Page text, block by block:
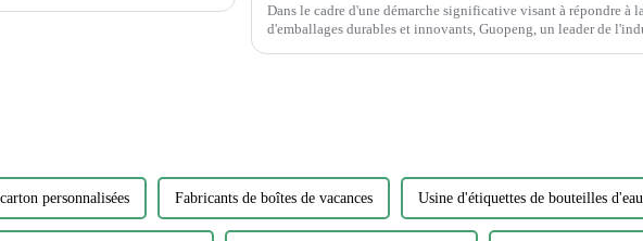
Dans le cadre d'une démarche significative visant à répondre à
d'emballages durables et innovants, Guopeng, un leader de
personnalisées Fabricants de boîtes de vacances Usine d'étiquettes de bouteilles d'eau